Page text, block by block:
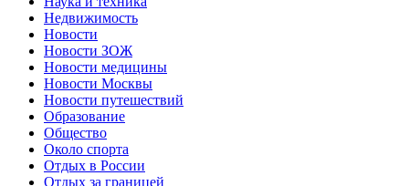
Недвижимость
Новости
Новости ЗОЖ
Новости медицины
Новости Москвы
Новости путешествий
Образование
Общество
Около спорта
Отдых в России
Отдых за границей